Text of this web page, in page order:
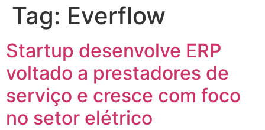
Tag: Everflow
Startup desenvolve ERP
voltado a prestadores de
serviço e cresce com foco
no setor elétrico